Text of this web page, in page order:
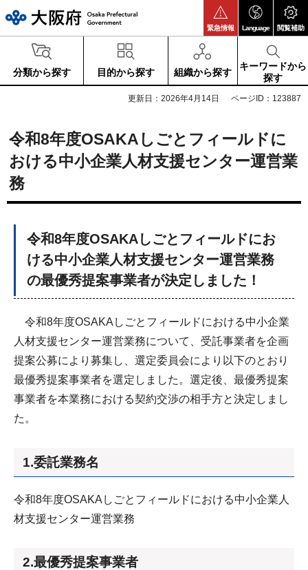
緊急情報 Language 閲覧補助
分類から探す 目的から探す 組織から探す
キーワードから
探す
更新日：2026年4月14日 ページID：123887
令和8年度OSAKAしごとフィールドに
おける中小企業人材支援センター運営業
務
令和8年度OSAKAしごとフィールドにお
ける中小企業人材支援センター運営業務
の最優秀提案事業者が決定しました！
令和8年度OSAKAしごとフィールドにおける中小企業
人材支援センター運営業務について、受託事業者を企画
提案公募により募集し、選定委員会により以下のとおり
最優秀提案事業者を選定しました。選定後、最優秀提案
事業者を本業務における契約交渉の相手方と決定しまし
た。
1.委託業務名
令和8年度OSAKAしごとフィールドにおける中小企業人
材支援センター運営業務
2.最優秀提案事業者